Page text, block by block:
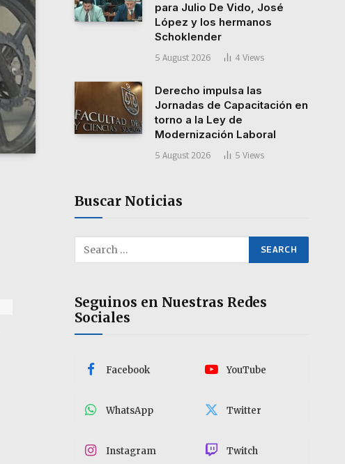
para Julio De Vido, José
López y los hermanos
Schoklender
5 August 2026 4 Views
Derecho impulsa las
Jornadas de Capacitación en
torno a la Ley de
Modernización Laboral
5 August 2026 5 Views
Buscar Noticias
Seguinos en Nuestras Redes
Sociales
Facebook YouTube
WhatsApp Twitter
Instagram Twitch